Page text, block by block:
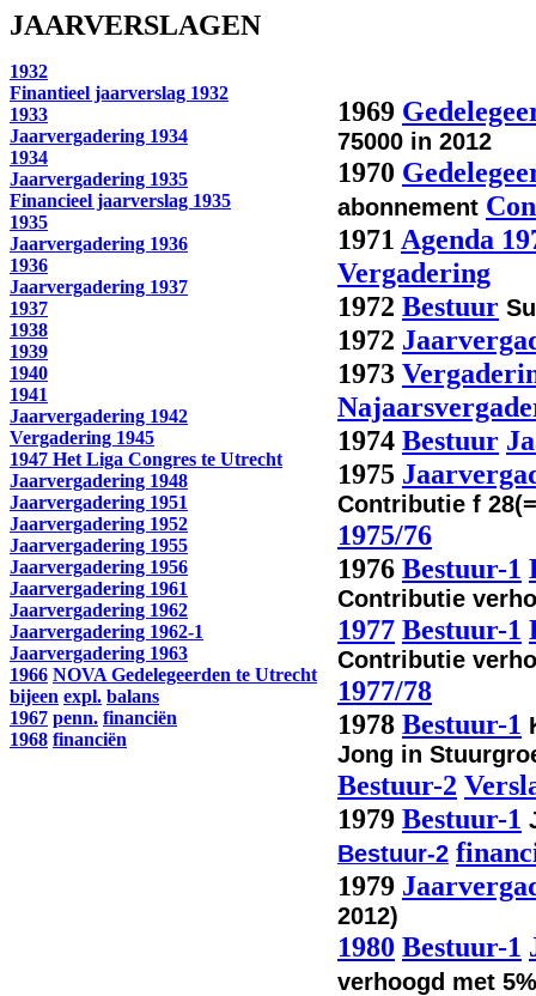
JAARVERSLAGEN
1932
Finantieel jaarverslag 1932
1933
Jaarvergadering 1934
1934
Jaarvergadering 1935
Financieel jaarverslag 1935
1935
Jaarvergadering 1936
1936
Jaarvergadering 1937
1937
1938
1939
1940
1941
Jaarvergadering 1942
Vergadering 1945
1947 Het Liga Congres te Utrecht
Jaarvergadering 1948
Jaarvergadering 1951
Jaarvergadering 1952
Jaarvergadering 1955
Jaarvergadering 1956
Jaarvergadering 1961
Jaarvergadering 1962
Jaarvergadering 1962-1
Jaarvergadering 1963
1966 NOVA Gedelegeerden te Utrecht
bijeen expl. balans
1967 penn. financiën
1968 financiën
1969
75000 in 2012
1970
abonnement
1971 Agenda
Vergadering
1972 Bestuur
1972
1973
1974 Bestuur
1975
Contributie f
1975/76
1976 Bestuur-1
Contributie
1977 Bestuur-1
Contributie
1977/78
1978 Bestuur-1
Jong in
Bestuur-2
1979 Bestuur-1
Bestuur-2
1979
2012)
1980 Bestuur-1
verhoogd met